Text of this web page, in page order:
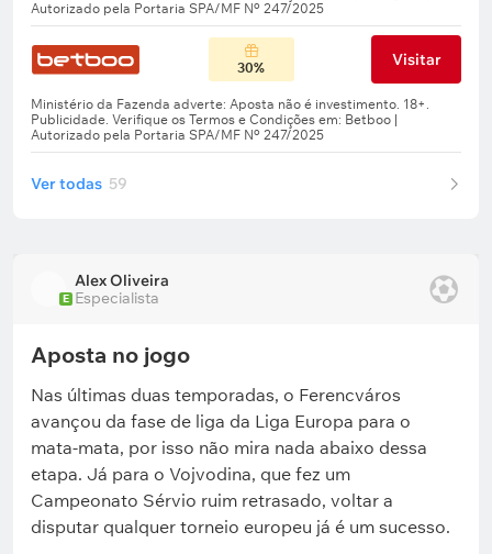
30% Visitar
Ver todas 59
E
Alex Oliveira
Especialista
Aposta no jogo
Nas últimas duas temporadas, o Ferencváros
avançou da fase de liga da Liga Europa para o
mata-mata, por isso não mira nada abaixo dessa
etapa. Já para o Vojvodina, que fez um
Campeonato Sérvio ruim retrasado, voltar a
disputar qualquer torneio europeu já é um sucesso.